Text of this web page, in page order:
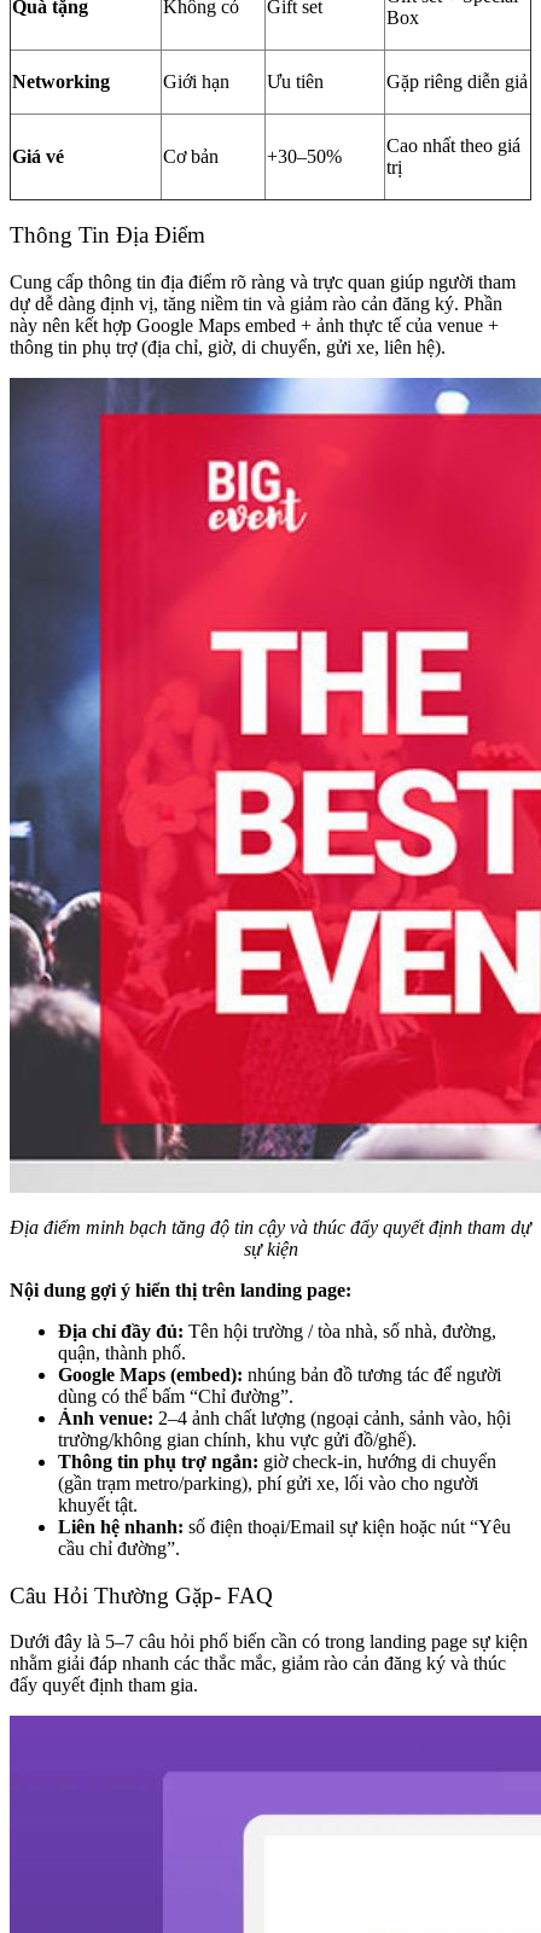
Quà tặng Không có Gift set
Box
Networking Giới hạn Ưu tiên Gặp riêng diễn giả
Giá vé Cơ bản +30–50%
Cao nhất theo giá
trị
Thông Tin Địa Điểm
Cung cấp thông tin địa điểm rõ ràng và trực quan giúp người tham
dự dễ dàng định vị, tăng niềm tin và giảm rào cản đăng ký. Phần
này nên kết hợp Google Maps embed + ảnh thực tế của venue +
thông tin phụ trợ (địa chỉ, giờ, di chuyển, gửi xe, liên hệ).
Địa điểm minh bạch tăng độ tin cậy và thúc đẩy quyết định tham dự
sự kiện
Nội dung gợi ý hiển thị trên landing page:
Địa chỉ đầy đủ: Tên hội trường / tòa nhà, số nhà, đường,
quận, thành phố.
Google Maps (embed): nhúng bản đồ tương tác để người
dùng có thể bấm “Chỉ đường”.
Ảnh venue: 2–4 ảnh chất lượng (ngoại cảnh, sảnh vào, hội
trường/không gian chính, khu vực gửi đồ/ghế).
Thông tin phụ trợ ngắn: giờ check-in, hướng di chuyển
(gần trạm metro/parking), phí gửi xe, lối vào cho người
khuyết tật.
Liên hệ nhanh: số điện thoại/Email sự kiện hoặc nút “Yêu
cầu chỉ đường”.
Câu Hỏi Thường Gặp- FAQ
Dưới đây là 5–7 câu hỏi phổ biến cần có trong landing page sự kiện
nhằm giải đáp nhanh các thắc mắc, giảm rào cản đăng ký và thúc
đẩy quyết định tham gia.